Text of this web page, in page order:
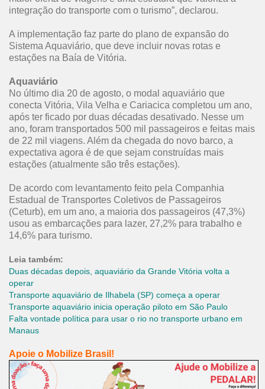
integração do transporte com o turismo”, declarou.
A implementação faz parte do plano de expansão do
Sistema Aquaviário, que deve incluir novas rotas e
estações na Baía de Vitória.
Aquaviário
No último dia 20 de agosto, o modal aquaviário que
conecta Vitória, Vila Velha e Cariacica completou um ano,
após ter ficado por duas décadas desativado. Nesse um
ano, foram transportados 500 mil passageiros e feitas mais
de 22 mil viagens. Além da chegada do novo barco, a
expectativa agora é de que sejam construídas mais
estações (atualmente são três estações).
De acordo com levantamento feito pela Companhia
Estadual de Transportes Coletivos de Passageiros
(Ceturb), em um ano, a maioria dos passageiros (47,3%)
usou as embarcações para lazer, 27,2% para trabalho e
14,6% para turismo.
Leia também:
Duas décadas depois, aquaviário da Grande Vitória volta a
operar
Transporte aquaviário de Ilhabela (SP) começa a operar
Transporte aquaviário inicia operação piloto em São Paulo
Falta vontade política para usar o rio no transporte urbano em
Manaus
Apoie o Mobilize Brasil!